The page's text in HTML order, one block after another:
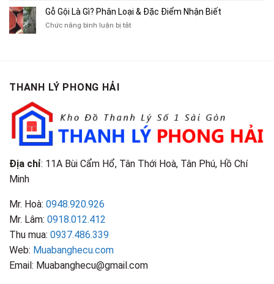
Cũ
TP.HCM
Tạp
Chí
Bán
Áo
Chít
Là
Gỗ Gội Là Gì? Phân Loại & Đặc Điểm Nhận Biết
Chức năng bình luận bị tắtở
Điểm
Nhận
Biết
THANH LÝ PHONG HẢI
Địa chỉ: 11A Bùi Cẩm Hổ, Tân Thới Hoà, Tân Phú, Hồ Chí
Minh
Mr. Hoà: 0948.920.926
Mr. Lâm: 0918.012.412
Thu mua: 0937.486.339
Web: Muabanghecu.com
Email: Muabanghecu@gmail.com